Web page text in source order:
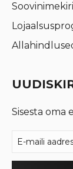
Soovinimekiri
Sisesta oma